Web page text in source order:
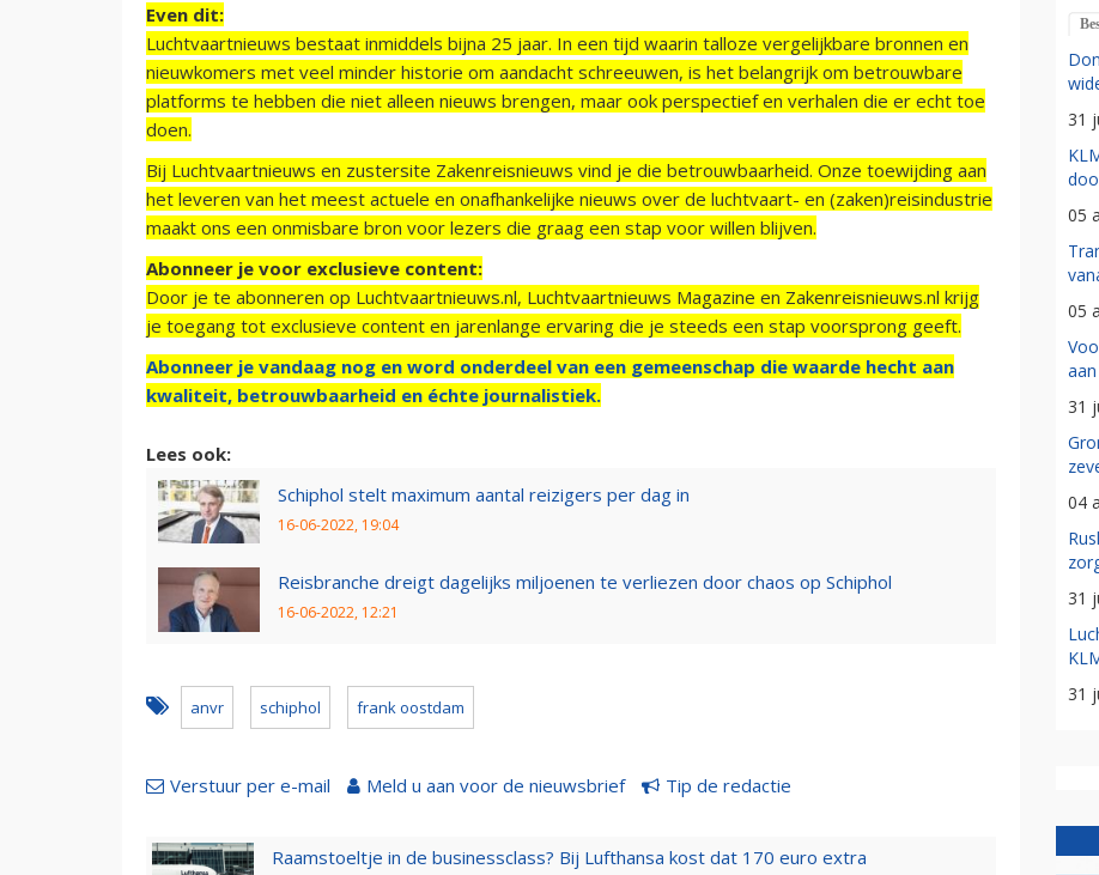
Even dit:
Luchtvaartnieuws bestaat inmiddels bijna 25 jaar. In een tijd waarin talloze vergelijkbare bronnen en
nieuwkomers met veel minder historie om aandacht schreeuwen, is het belangrijk om betrouwbare
platforms te hebben die niet alleen nieuws brengen, maar ook perspectief en verhalen die er echt toe
doen.
Bij Luchtvaartnieuws en zustersite Zakenreisnieuws vind je die betrouwbaarheid. Onze toewijding aan
het leveren van het meest actuele en onafhankelijke nieuws over de luchtvaart- en (zaken)reisindustrie
maakt ons een onmisbare bron voor lezers die graag een stap voor willen blijven.
Abonneer je voor exclusieve content:
Door je te abonneren op Luchtvaartnieuws.nl, Luchtvaartnieuws Magazine en Zakenreisnieuws.nl krijg
je toegang tot exclusieve content en jarenlange ervaring die je steeds een stap voorsprong geeft.
Abonneer je vandaag nog en word onderdeel van een gemeenschap die waarde hecht aan
kwaliteit, betrouwbaarheid en échte journalistiek.
Lees ook:
Schiphol stelt maximum aantal reizigers per dag in
16-06-2022, 19:04
Reisbranche dreigt dagelijks miljoenen te verliezen door chaos op Schiphol
16-06-2022, 12:21
anvr schiphol frank oostdam
Verstuur per e-mail Meld u aan voor de nieuwsbrief Tip de redactie
Raamstoeltje in de businessclass? Bij Lufthansa kost dat 170 euro extra
31
05
05
31
04
31
31